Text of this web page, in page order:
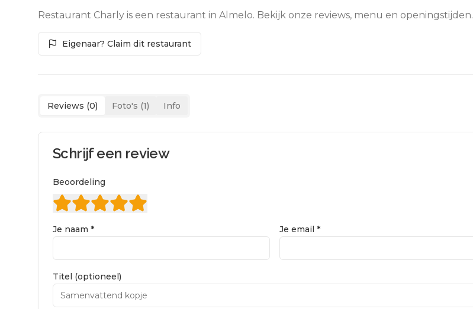
Restaurant Charly is een restaurant in Almelo. Bekijk onze reviews, menu en openingstijden.
Eigenaar? Claim dit restaurant
Reviews (0) Foto's (1) Info
Schrijf een review
Beoordeling
Je naam * Je email *
Titel (optioneel)